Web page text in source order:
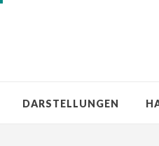
DARSTELLUNGEN